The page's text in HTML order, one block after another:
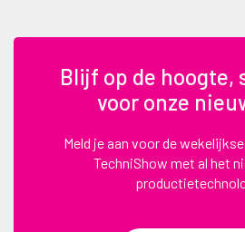
Blijf op de hoogte,
voor onze
Meld je aan voor de
TechniShow met al het